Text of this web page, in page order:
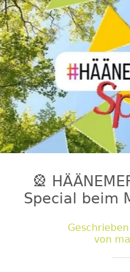
🎡
Special beim
von